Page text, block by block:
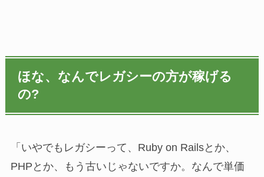
ほな、なんでレガシーの方が稼げる
の?
「いやでもレガシーって、Ruby on Railsとか、
PHPとか、もう古いじゃないですか。なんで単価